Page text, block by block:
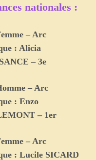
nationales :
– Arc
: Alicia
– 3e
– Arc
: Enzo
– 1er
– Arc
: Lucile SICARD